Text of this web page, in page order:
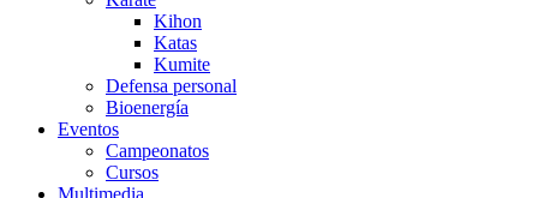
Kihon
Katas
Kumite
Defensa personal
Bioenergía
Eventos
Campeonatos
Cursos
Multimedia